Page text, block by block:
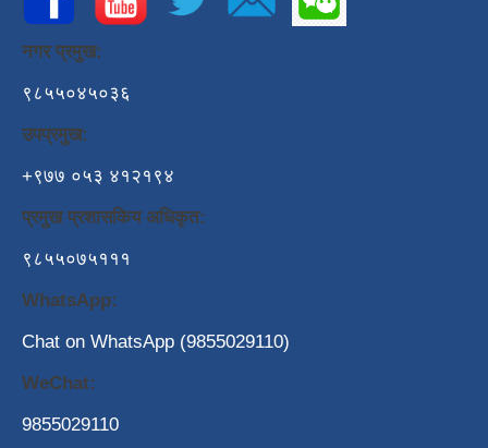
नगर प्रमुख:
९८५५०४५०३६
उपप्रमुख:
+९७७ ०५३ ४१२१९४
प्रमुख प्रशासकिय अधिकृत:
९८५५०७५१११
WhatsApp:
Chat on WhatsApp (9855029110)
WeChat:
9855029110